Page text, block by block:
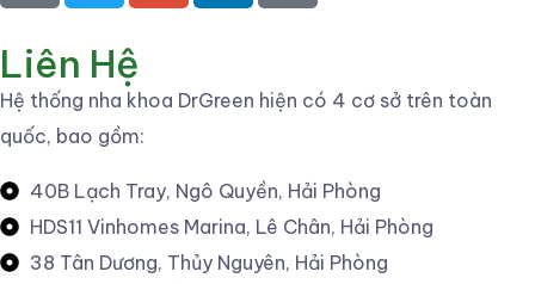
Liên Hệ
Hệ thống nha khoa DrGreen hiện có 4 cơ sở trên toàn
quốc, bao gồm:
40B Lạch Tray, Ngô Quyền, Hải Phòng
HDS11 Vinhomes Marina, Lê Chân, Hải Phòng
38 Tân Dương, Thủy Nguyên, Hải Phòng